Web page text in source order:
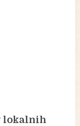
lokalnih